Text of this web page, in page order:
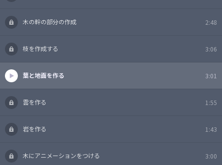
木の幹の部分の作成 2:48
枝を作成する 3:06
葉と地面を作る 3:01
雲を作る 1:55
岩を作る 1:43
木にアニメーションをつける 3:00